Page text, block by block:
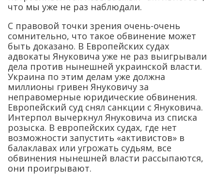
что мы уже не раз наблюдали.
С правовой точки зрения очень-очень
сомнительно, что такое обвинение может
быть доказано. В Европейских судах
адвокаты Януковича уже не раз выигрывали
дела против нынешней украинской власти.
Украина по этим делам уже должна
миллионы гривен Януковичу за
неправомерные юридические обвинения.
Европейский суд снял санкции с Януковича.
Интерпол вычеркнул Януковича из списка
розыска. В европейских судах, где нет
возможности запустить «активистов» в
балаклавах или угрожать судьям, все
обвинения нынешней власти рассыпаются,
они проигрывают.